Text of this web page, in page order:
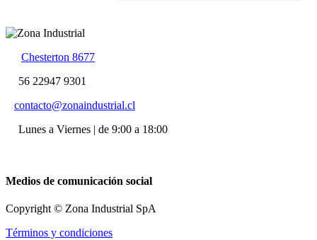
Chesterton 8677
56 22947 9301
contacto@zonaindustrial.cl
Lunes a Viernes | de 9:00 a 18:00
Medios de comunicación social
Copyright © Zona Industrial SpA
Términos y condiciones